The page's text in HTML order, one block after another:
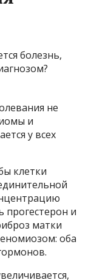
не
и
у всех
клетки
прогестерон и
матки
оба